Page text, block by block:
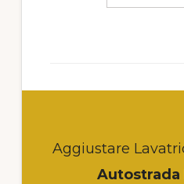
Aggiustare